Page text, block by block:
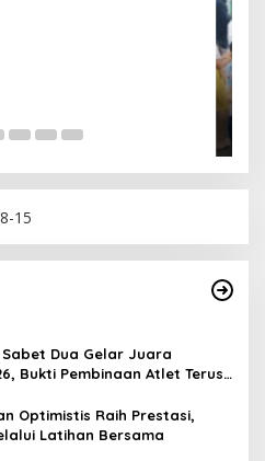
Sabet Dua Gelar Juara
Bukti Pembinaan Atlet Terus
Optimistis Raih Prestasi,
Latihan Bersama